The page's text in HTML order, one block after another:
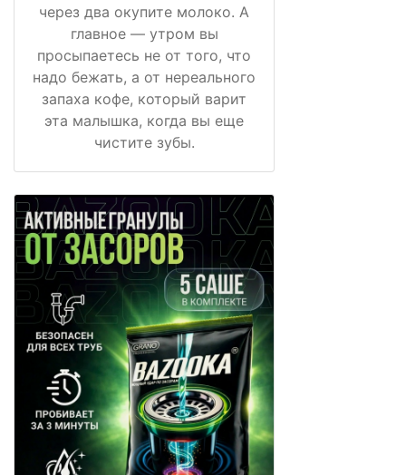
через два окупите молоко. А
главное — утром вы
просыпаетесь не от того, что
надо бежать, а от нереального
запаха кофе, который варит
эта малышка, когда вы еще
чистите зубы.